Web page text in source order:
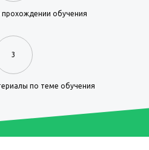
прохождении обучения
3
по теме обучения